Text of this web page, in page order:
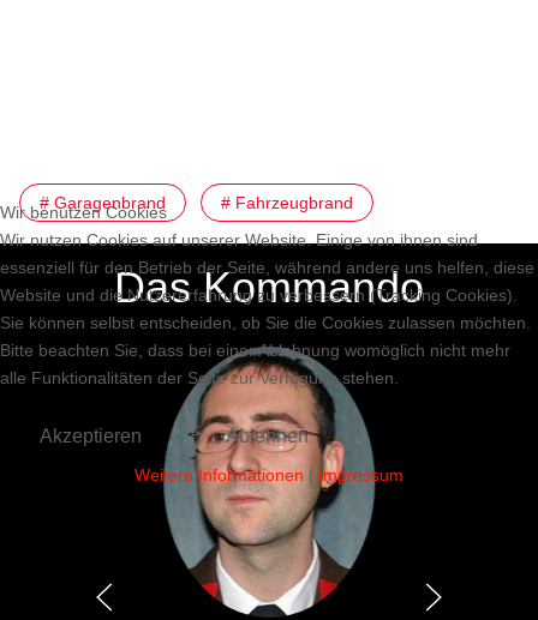
# Garagenbrand # Fahrzeugbrand
Das Kommando
Wir benutzen Cookies
Wir nutzen Cookies auf unserer Website. Einige von ihnen sind
essenziell für den Betrieb der Seite, während andere uns helfen, diese
Website und die Nutzererfahrung zu verbessern (Tracking Cookies).
Sie können selbst entscheiden, ob Sie die Cookies zulassen möchten.
Bitte beachten Sie, dass bei einer Ablehnung womöglich nicht mehr
alle Funktionalitäten der Seite zur Verfügung stehen.
Akzeptieren Ablehnen
Weitere Informationen | Impressum